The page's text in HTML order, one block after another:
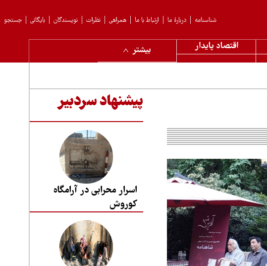
جستجو بایگانی نویسندگان نظرات همراهی ارتباط با ما دربارهٔ ما شناسنامه
اقتصاد پایدار
بیشتر
پیشنهاد سردبیر
اسرار محرابی در آرامگاه
کوروش